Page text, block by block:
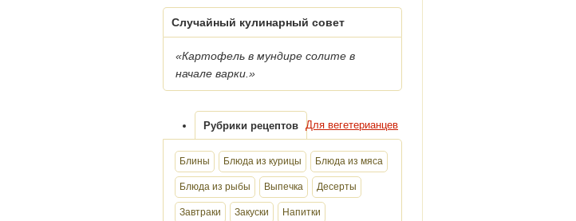
Случайный кулинарный совет
«Картофель в мундире солите в
начале варки.»
Рубрики рецептов Для вегетерианцев
Блины Блюда из курицы Блюда из мяса
Блюда из рыбы Выпечка Десерты
Завтраки Закуски Напитки